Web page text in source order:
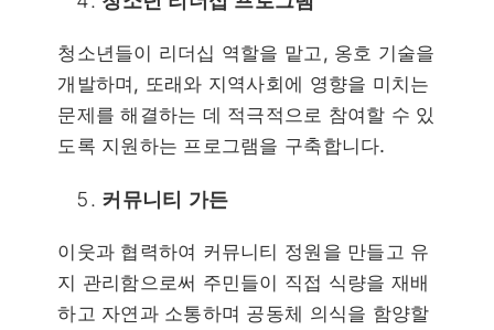
청소년들이 리더십 역할을 맡고, 옹호 기술을
개발하며, 또래와 지역사회에 영향을 미치는
문제를 해결하는 데 적극적으로 참여할 수 있
도록 지원하는 프로그램을 구축합니다.
커뮤니티 가든
이웃과 협력하여 커뮤니티 정원을 만들고 유
지 관리함으로써 주민들이 직접 식량을 재배
하고 자연과 소통하며 공동체 의식을 함양할